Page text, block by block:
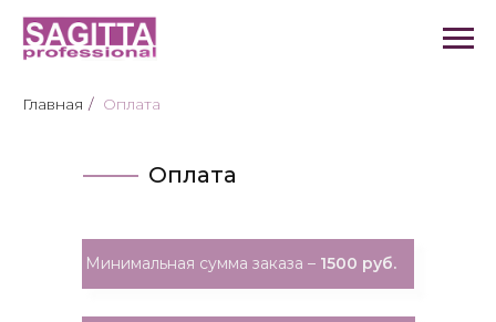
Главная / Оплата
Оплата
Минимальная сумма заказа – 1500 руб.